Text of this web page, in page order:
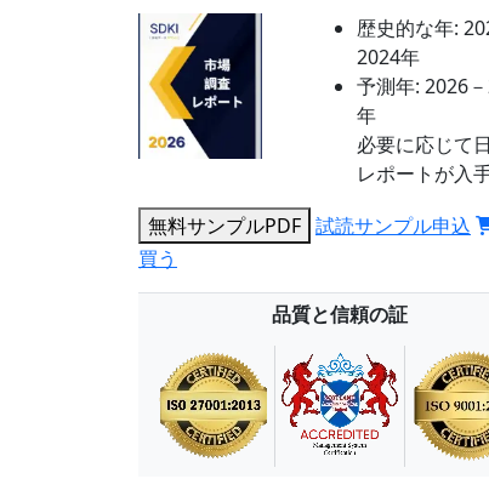
歴史的な年:
2024年
予測年: 2026
年
必要に応じて
レポートが入
無料サンプルPDF 試読サンプル申込
買う
品質と信頼の証